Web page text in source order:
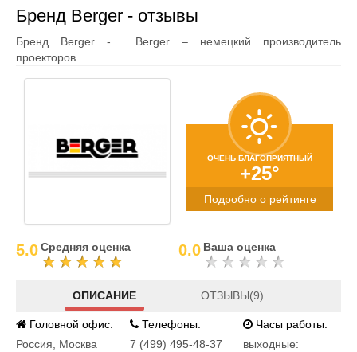
Бренд Berger - отзывы
Бренд Berger - Berger – немецкий производитель
проекторов.
ОЧЕНЬ БЛАГОПРИЯТНЫЙ
+25°
Подробно о рейтинге
5.0Средняя оценка 0.0 Ваша оценка
ОПИСАНИЕ ОТЗЫВЫ(9)
Головной офис:
Россия
Москва
Телефоны:
7 (499) 495-48-37
Часы работы:
выходные: